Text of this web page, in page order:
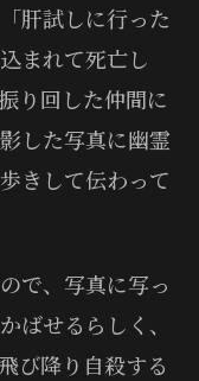
肝試しに行った
まれて死亡し
り回した仲間に
した写真に幽霊
きして伝わって
で、写真に写っ
ばせるらしく、
び降り自殺する